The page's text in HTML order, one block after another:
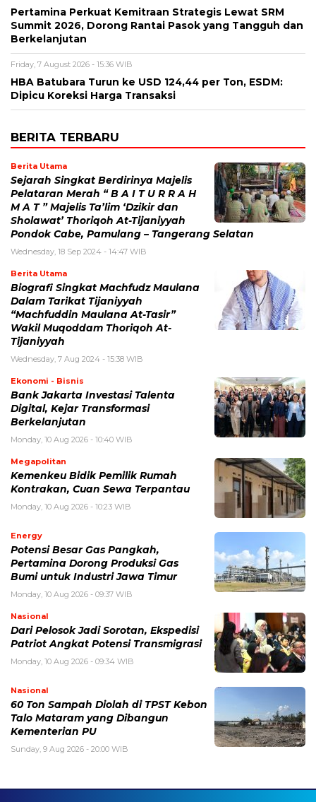
Pertamina Perkuat Kemitraan Strategis Lewat SRM
Summit 2026, Dorong Rantai Pasok yang Tangguh dan
Berkelanjutan
Friday, 7 August 2026 - 15:36 WIB
HBA Batubara Turun ke USD 124,44 per Ton, ESDM:
Dipicu Koreksi Harga Transaksi
BERITA TERBARU
Berita Utama
Sejarah Singkat Berdirinya Majelis
Pelataran Merah “ B A I T U R R A H
M A T ” Majelis Ta’lim ‘Dzikir dan
Sholawat’ Thoriqoh At-Tijaniyyah
Pondok Cabe, Pamulang – Tangerang Selatan
Wednesday, 18 Sep 2024 - 14:47 WIB
Berita Utama
Biografi Singkat Machfudz Maulana
Dalam Tarikat Tijaniyyah
“Machfuddin Maulana At-Tasir”
Wakil Muqoddam Thoriqoh At-
Tijaniyyah
Wednesday, 7 Aug 2024 - 15:38 WIB
Ekonomi - Bisnis
Bank Jakarta Investasi Talenta
Digital, Kejar Transformasi
Berkelanjutan
Monday, 10 Aug 2026 - 10:40 WIB
Megapolitan
Kemenkeu Bidik Pemilik Rumah
Kontrakan, Cuan Sewa Terpantau
Monday, 10 Aug 2026 - 10:23 WIB
Energy
Potensi Besar Gas Pangkah,
Pertamina Dorong Produksi Gas
Bumi untuk Industri Jawa Timur
Monday, 10 Aug 2026 - 09:37 WIB
Nasional
Dari Pelosok Jadi Sorotan, Ekspedisi
Patriot Angkat Potensi Transmigrasi
Monday, 10 Aug 2026 - 09:34 WIB
Nasional
60 Ton Sampah Diolah di TPST Kebon
Talo Mataram yang Dibangun
Kementerian PU
Sunday, 9 Aug 2026 - 20:00 WIB